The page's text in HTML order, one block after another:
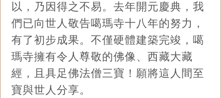
以，乃因得之不易。去年開元慶典，我
們已向世人敬告噶瑪寺十八年的努力，
有了初步成果。不僅硬體建築完竣，噶
瑪寺擁有令人尊敬的佛像、西藏大藏
經，且具足佛法僧三寶！願將這人間至
寶與世人分享。